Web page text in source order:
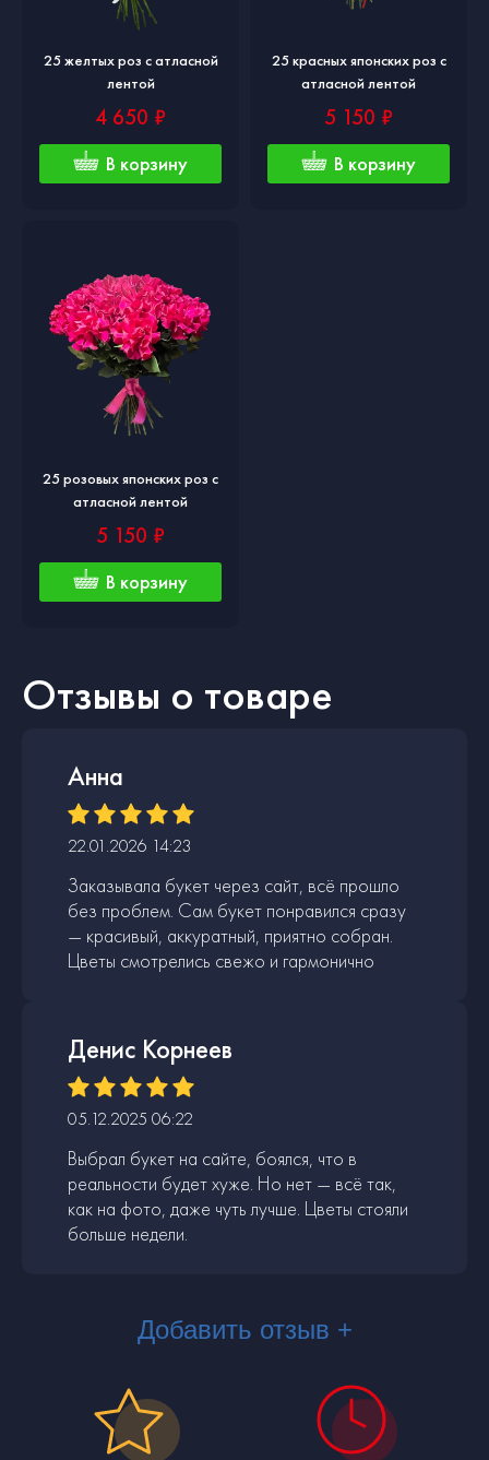
Отзывы о товаре
Анна
22.01.2026 14:23
Заказывала букет через сайт, всё прошло
без проблем. Сам букет понравился сразу
— красивый, аккуратный, приятно собран.
Цветы смотрелись свежо и гармонично
Денис Корнеев
05.12.2025 06:22
Выбрал букет на сайте, боялся, что в
реальности будет хуже. Но нет — всё так,
как на фото, даже чуть лучше. Цветы стояли
больше недели.
Добавить отзыв +
25 желтых роз с атласной
лентой
4 650 ₽
В корзину
25 красных японских роз с
атласной лентой
5 150 ₽
В корзину
25 розовых японских роз с
атласной лентой
5 150 ₽
В корзину